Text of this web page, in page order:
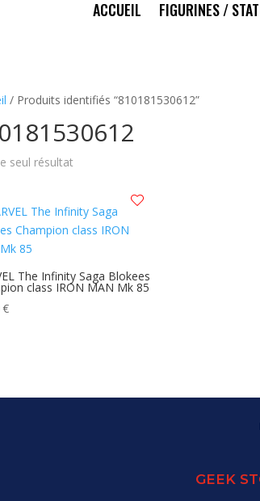
ACCUEIL FIGURINES /
/ Produits identifiés “810181530612”
seul résultat
The Infinity Saga Blokees
class IRON MAN Mk 85
€
GEEK